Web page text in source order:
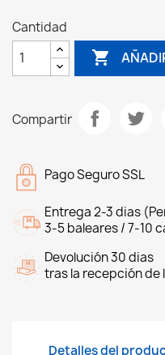
Cantidad

Compartir
Pago Seguro SSL
Entrega 2-3 dias
3-5 baleares / 7-10
Devolución 30 dias
tras la recepción de
Detalles del